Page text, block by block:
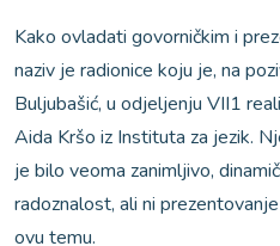
Kako ovladati govorničkim i
naziv je radionice koju je, na
Buljubašić, u odjeljenju VII1
Aida Kršo iz Instituta za jezik.
je bilo veoma zanimljivo,
radoznalost, ali ni
ovu temu.